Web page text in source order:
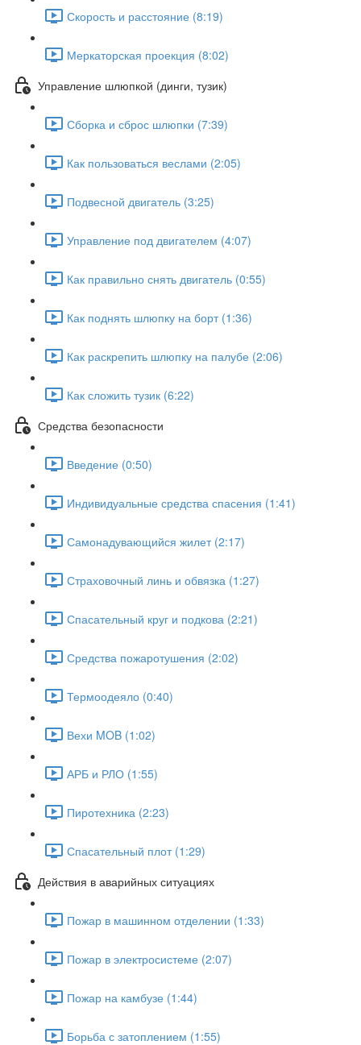
Скорость и расстояние (8:19)
Меркаторская проекция (8:02)
Управление шлюпкой (динги, тузик)
Сборка и сброс шлюпки (7:39)
Как пользоваться веслами (2:05)
Подвесной двигатель (3:25)
Управление под двигателем (4:07)
Как правильно снять двигатель (0:55)
Как поднять шлюпку на борт (1:36)
Как раскрепить шлюпку на палубе (2:06)
Как сложить тузик (6:22)
Средства безопасности
Введение (0:50)
Индивидуальные средства спасения (1:41)
Самонадувающийся жилет (2:17)
Страховочный линь и обвязка (1:27)
Спасательный круг и подкова (2:21)
Средства пожаротушения (2:02)
Термоодеяло (0:40)
Вехи MOB (1:02)
АРБ и РЛО (1:55)
Пиротехника (2:23)
Спасательный плот (1:29)
Действия в аварийных ситуациях
Пожар в машинном отделении (1:33)
Пожар в электросистеме (2:07)
Пожар на камбузе (1:44)
Борьба с затоплением (1:55)